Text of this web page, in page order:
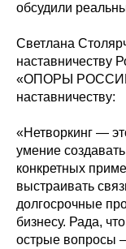
обсудили
Светлана
наставничеству
«ОПОРЫ
наставничеству:
«Нетворкинг —
умение
конкретных
выстраивать
долгосрочные
бизнесу. Рада,
острые вопросы